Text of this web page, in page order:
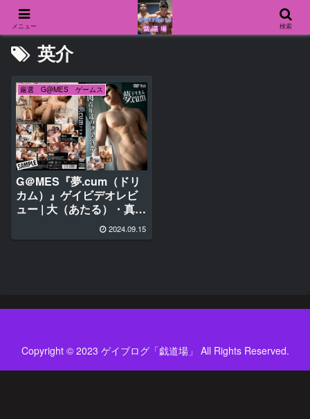
英介
厳選 G@MES ゲームス
G＠MES『夢.cum（ドリ
カム）』ゲイビデオレビ
ュー | 大（あたる）・真・
2024.09.15
Copyright © 2023 ゲイブログ「戯道場」 All Rights Reserved.
メニュー 検索